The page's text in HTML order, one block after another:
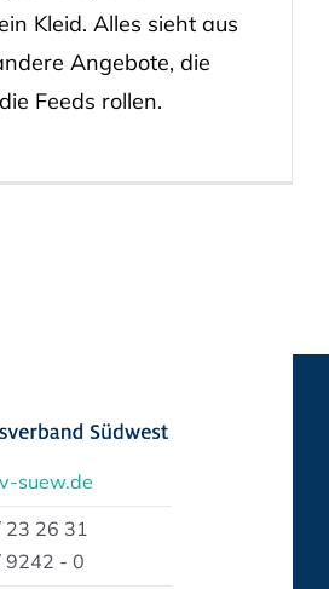
Kleid. Alles sieht aus
Angebote, die
Feeds rollen.
suew.de
23 26 31
9242 - 0